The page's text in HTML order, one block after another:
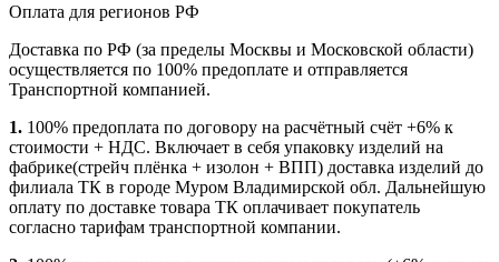
Оплата для регионов РФ
Доставка по РФ (за пределы Москвы и Московской области)
осуществляется по 100% предоплате и отправляется
Транспортной компанией.
1. 100% предоплата по договору на расчётный счёт +6% к
стоимости + НДС. Включает в себя упаковку изделий на
фабрике(стрейч плёнка + изолон + ВПП) доставка изделий до
филиала ТК в городе Муром Владимирской обл. Дальнейшую
оплату по доставке товара ТК оплачивает покупатель
согласно тарифам транспортной компании.